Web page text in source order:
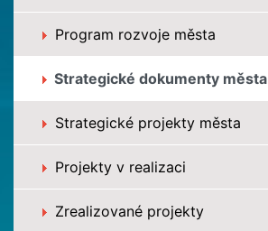
Program rozvoje města
Strategické dokumenty města
Strategické projekty města
Projekty v realizaci
Zrealizované projekty